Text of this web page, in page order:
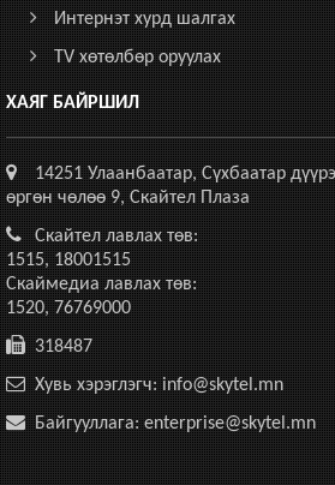
Интернэт хурд шалгах
TV хөтөлбөр оруулах
ХАЯГ БАЙРШИЛ
14251 Улаанбаатар, Сүхбаатар
өргөн чөлөө 9, Скайтел Плаза
Скайтел лавлах төв:
1515, 18001515
Скаймедиа лавлах төв:
1520, 76769000
318487
Хувь хэрэглэгч: info@skytel.mn
Байгууллага: enterprise@skytel.mn